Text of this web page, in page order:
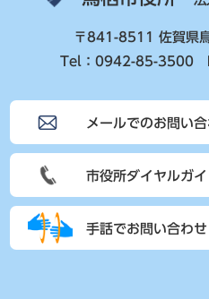
〒841-8511 佐賀県
Tel：0942-85-3500
メールでのお問い
市役所ダイヤルガイ
手話でお問い合わせ